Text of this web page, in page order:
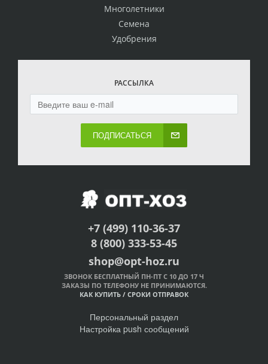
Многолетники
Семена
Удобрения
РАССЫЛКА
ПОДПИСАТЬСЯ
+7 (499) 110-36-37
8 (800) 333-53-45
shop@opt-hoz.ru
ЗВОНОК БЕСПЛАТНЫЙ ПН-ПТ С 10 ДО 17 Ч
ЗАКАЗЫ ПО ТЕЛЕФОНУ НЕ ПРИНИМАЮТСЯ.
КАК КУПИТЬ / СРОКИ ОТПРАВОК
Персональный раздел
Настройка push сообщений